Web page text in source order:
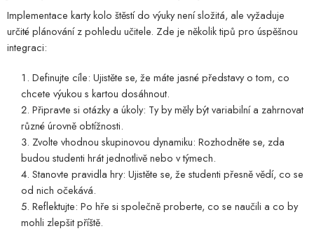
Implementace karty kolo štěstí do výuky není složitá, ale vyžaduje
určité plánování z pohledu učitele. Zde je několik tipů pro úspěšnou
integraci:
Definujte cíle: Ujistěte se, že máte jasné představy o tom, co
chcete výukou s kartou dosáhnout.
Připravte si otázky a úkoly: Ty by měly být variabilní a zahrnovat
různé úrovně obtížnosti.
Zvolte vhodnou skupinovou dynamiku: Rozhodněte se, zda
budou studenti hrát jednotlivě nebo v týmech.
Stanovte pravidla hry: Ujistěte se, že studenti přesně vědí, co se
od nich očekává.
Reflektujte: Po hře si společně proberte, co se naučili a co by
mohli zlepšit příště.